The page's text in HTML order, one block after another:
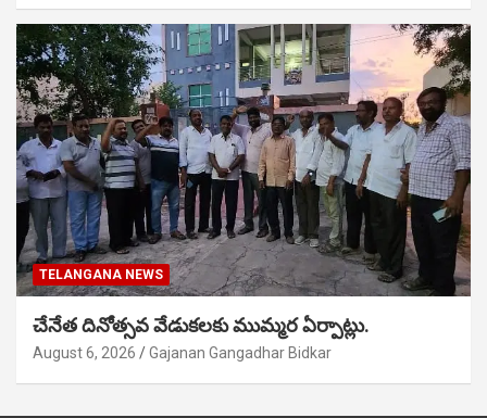
TELANGANA NEWS
చేనేత దినోత్సవ వేడుకలకు ముమ్మర ఏర్పాట్లు.
August 6, 2026 Gajanan Gangadhar Bidkar